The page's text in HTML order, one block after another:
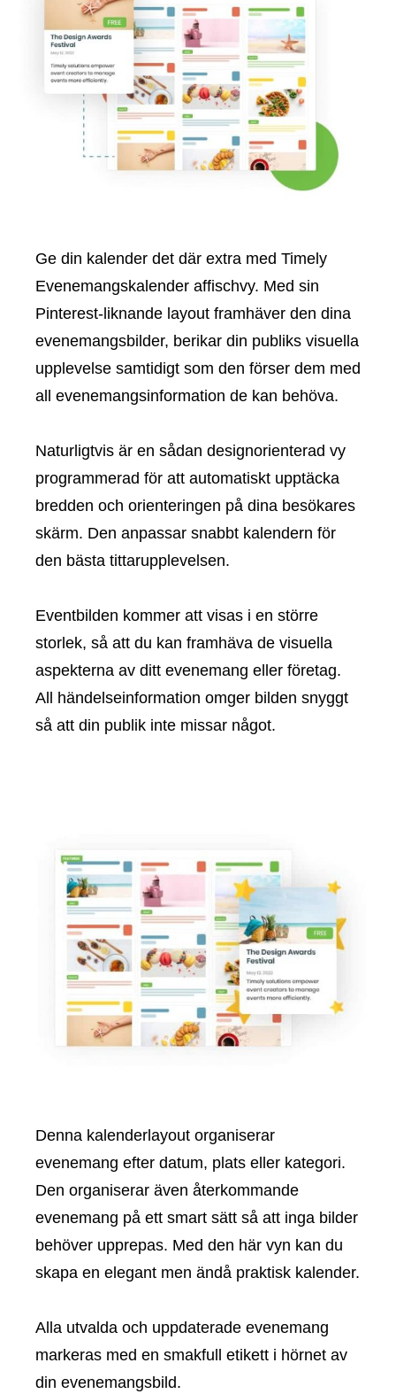
Ge din kalender det där extra med Timely
Evenemangskalender affischvy. Med sin
Pinterest-liknande layout framhäver den dina
evenemangsbilder, berikar din publiks visuella
upplevelse samtidigt som den förser dem med
all evenemangsinformation de kan behöva.
Naturligtvis är en sådan designorienterad vy
programmerad för att automatiskt upptäcka
bredden och orienteringen på dina besökares
skärm. Den anpassar snabbt kalendern för
den bästa tittarupplevelsen.
Eventbilden kommer att visas i en större
storlek, så att du kan framhäva de visuella
aspekterna av ditt evenemang eller företag.
All händelseinformation omger bilden snyggt
så att din publik inte missar något.
Denna kalenderlayout organiserar
evenemang efter datum, plats eller kategori.
Den organiserar även återkommande
evenemang på ett smart sätt så att inga bilder
behöver upprepas. Med den här vyn kan du
skapa en elegant men ändå praktisk kalender.
Alla utvalda och uppdaterade evenemang
markeras med en smakfull etikett i hörnet av
din evenemangsbild.